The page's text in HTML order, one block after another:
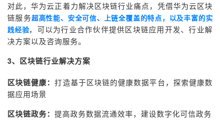
对此，华为云正着力解决区块链行业痛点，凭借华为云区块
链服务超高性能、安全可信、上链全覆盖的特点，以及丰富的实
践经验，可以为行业合作伙伴提供区块链应用开发、行业解
决方案以及咨询服务。
3、区块链行业解决方案
区块链健康：打造基于区块链的健康数据平台，探索健康数
据应用场景
区块链政务： 提高政务数据流通效率，建设数字化可信政务